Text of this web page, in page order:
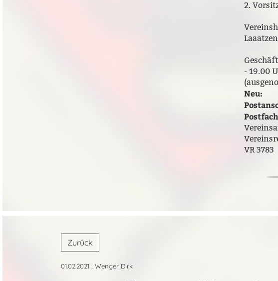
2.
Laaatzen
-
Neu:
VR 3783
Zurück
01.02.2021 , Wenger Dirk